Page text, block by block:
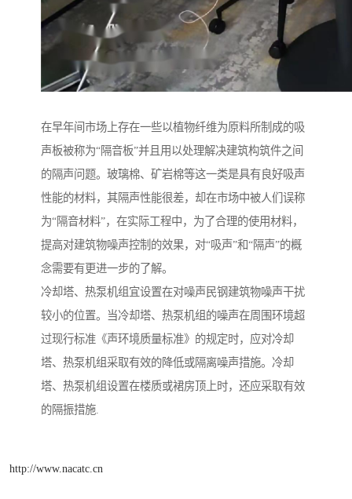
在早年间市场上存在一些以植物纤维为原料所制成的吸
声板被称为“隔音板”并且用以处理解决建筑构筑件之间
的隔声问题。玻璃棉、矿岩棉等这一类是具有良好吸声
性能的材料，其隔声性能很差，却在市场中被人们误称
为“隔音材料”，在实际工程中，为了合理的使用材料，
提高对建筑物噪声控制的效果，对“吸声”和“隔声”的概
念需要有更进一步的了解。
冷却塔、热泵机组宜设置在对噪声民钢建筑物噪声干扰
较小的位置。当冷却塔、热泵机组的噪声在周围环境超
过现行标准《声环境质量标准》的规定时，应对冷却
塔、热泵机组采取有效的降低或隔离噪声措施。冷却
塔、热泵机组设置在楼质或裙房顶上时，还应采取有效
的隔振措施.
http://www.nacatc.cn